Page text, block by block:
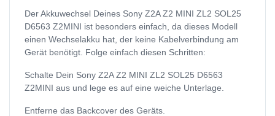
Der Akkuwechsel Deines Sony Z2A Z2 MINI ZL2 SOL25
D6563 Z2MINI ist besonders einfach, da dieses Modell
einen Wechselakku hat, der keine Kabelverbindung am
Gerät benötigt. Folge einfach diesen Schritten:
Schalte Dein Sony Z2A Z2 MINI ZL2 SOL25 D6563
Z2MINI aus und lege es auf eine weiche Unterlage.
Entferne das Backcover des Geräts.